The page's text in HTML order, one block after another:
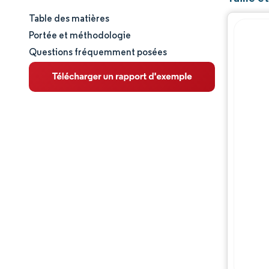
Taille et part de marché
Analyse du marché
Tendances et perspectives
Table des matières
Portée et méthodologie
Questions fréquemment posées